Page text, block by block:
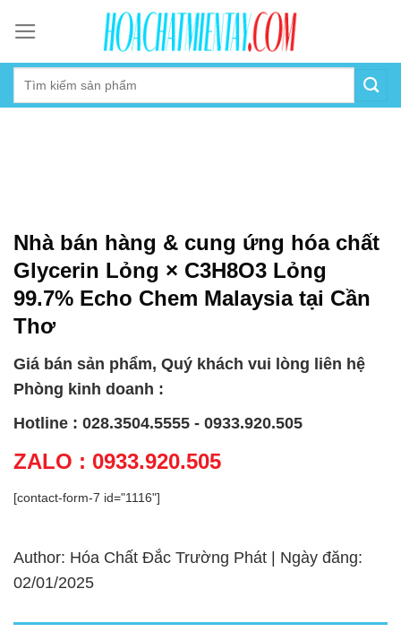
content
Nhà bán hàng & cung ứng hóa chất
Glycerin Lỏng × C3H8O3 Lỏng
99.7% Echo Chem Malaysia tại Cần
Thơ
Giá bán sản phẩm, Quý khách vui lòng liên hệ
Phòng kinh doanh :
Hotline : 028.3504.5555 - 0933.920.505
ZALO : 0933.920.505
[contact-form-7 id="1116"]
Author: Hóa Chất Đắc Trường Phát | Ngày đăng:
02/01/2025